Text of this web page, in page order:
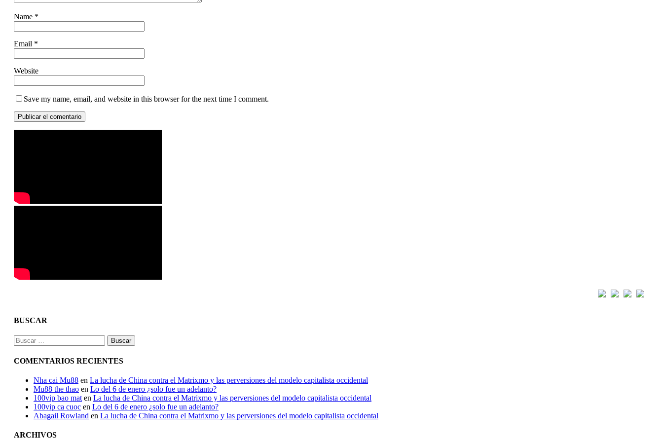
Name *
Email *
Website
Save my name, email, and website in this browser for the next time I comment.
BUSCAR
Buscar:
COMENTARIOS RECIENTES
Nha cai Mu88 en La lucha de China contra el Matrixmo y las perversiones del modelo capitalista occidental
Mu88 the thao en Lo del 6 de enero ¿solo fue un adelanto?
100vip bao mat en La lucha de China contra el Matrixmo y las perversiones del modelo capitalista occidental
100vip ca cuoc en Lo del 6 de enero ¿solo fue un adelanto?
Abagail Rowland en La lucha de China contra el Matrixmo y las perversiones del modelo capitalista occidental
ARCHIVOS